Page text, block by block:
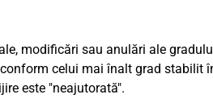
modificări sau anulări ale
celui mai înalt grad stabilit
este "neajutorată".